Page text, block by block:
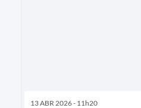
13 ABR 2026 - 11h20